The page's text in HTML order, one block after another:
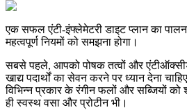
एक सफल एंटी-इंफ्लेमेटरी डाइट प्लान का
महत्वपूर्ण नियमों को समझना होगा।
सबसे पहले, आपको पोषक तत्वों और
खाद्य पदार्थों का सेवन करने पर ध्यान देना
विभिन्न प्रकार के रंगीन फलों और सब्जियों को
ही स्वस्थ वसा और प्रोटीन भी।